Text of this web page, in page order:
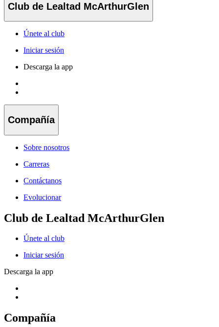
Club de Lealtad McArthurGlen
Únete al club
Iniciar sesión
Descarga la app
Compañía
Sobre nosotros
Carreras
Contáctanos
Evolucionar
Club de Lealtad McArthurGlen
Únete al club
Iniciar sesión
Descarga la app
Compañía